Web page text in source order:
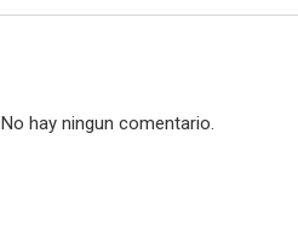
No hay ningun comentario.